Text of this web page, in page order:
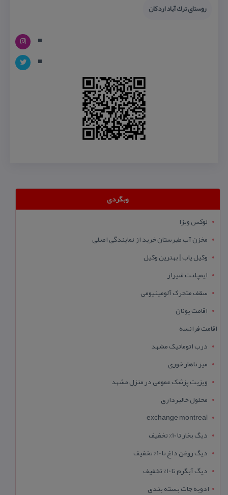
روستای ترك آباد اردكان
وبگردی
لوکس ویزا
مخزن آب طبرستان خرید از نمایندگی اصلی
وکیل یاب | بهترین وکیل
ایمپلنت شیراز
سقف متحرک آلومینیومی
اقامت یونان
اقامت فرانسه
درب اتوماتیک مشهد
میز ناهار خوری
ویزیت پزشک عمومی در منزل مشهد
محلول خالبرداری
exchange montreal
دیگ بخار تا 10% تخفیف
دیگ روغن داغ تا 10% تخفیف
دیگ آبگرم تا 10% تخفیف
ادویه جات بسته بندی